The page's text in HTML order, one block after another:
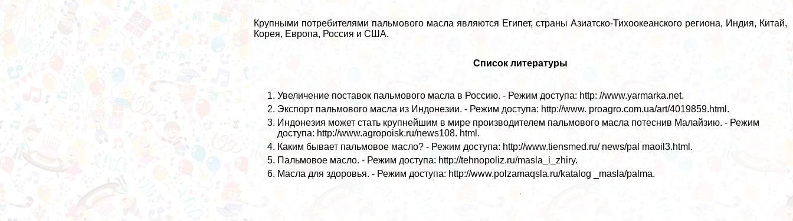
Крупными потребителями пальмового масла являются Египет, страны Азиатско-Тихоокеанского региона, Индия, Китай,
Корея, Европа, Россия и США.
Список литературы
Увеличение поставок пальмового масла в Россию. - Режим доступа: http: //www.yarmarka.net.
Экспорт пальмового масла из Индонезии. - Режим доступа: http://www. proagro.com.ua/art/4019859.html.
Индонезия может стать крупнейшим в мире производителем пальмового масла потеснив Малайзию. - Режим
доступа: http://www.agropoisk.ru/news108. html.
Каким бывает пальмовое масло? - Режим доступа: http://www.tiensmed.ru/ news/pal maoil3.html.
Пальмовое масло. - Режим доступа: http://tehnopoliz.ru/masla_i_zhiry.
Масла для здоровья. - Режим доступа: http://www.polzamaqsla.ru/katalog _masla/palma.